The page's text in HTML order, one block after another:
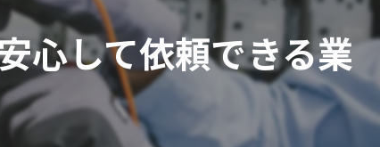
高卒
20代
30代
心して依頼できる業